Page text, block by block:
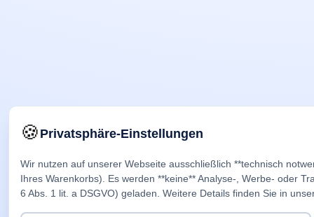
🍪Privatsphäre-Einstellungen
Wir nutzen auf unserer Webseite ausschließlich **technisch
Ihres Warenkorbs). Es werden **keine** Analyse-, Werbe- oder
6 Abs. 1 lit. a DSGVO) geladen. Weitere Details finden Sie in